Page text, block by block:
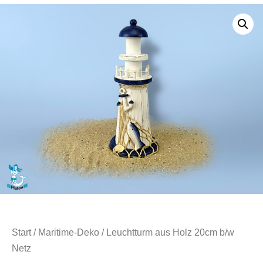
Start/ Maritime-Deko / Leuchtturm aus Holz 20cm b/w
Netz